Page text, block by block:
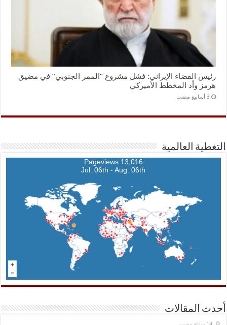
رئيس القضاء الإيراني: فشل مشروع “الممر الجنوبي” في مضيق
هرمز وأد المخطط الأميركي
التغطية العالمية
13,016 Pageviews
Jul. 06th - Aug. 06th
أحدث المقالات